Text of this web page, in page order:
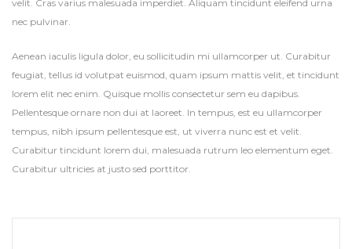
velit. Cras varius malesuada imperdiet. Aliquam tincidunt eleifend urna
nec pulvinar.
Aenean iaculis ligula dolor, eu sollicitudin mi ullamcorper ut. Curabitur
feugiat, tellus id volutpat euismod, quam ipsum mattis velit, et tincidunt
lorem elit nec enim. Quisque mollis consectetur sem eu dapibus.
Pellentesque ornare non dui at laoreet. In tempus, est eu ullamcorper
tempus, nibh ipsum pellentesque est, ut viverra nunc est et velit.
Curabitur tincidunt lorem dui, malesuada rutrum leo elementum eget.
Curabitur ultricies at justo sed porttitor.